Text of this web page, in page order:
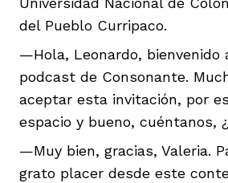
del Pueblo Curripaco.
—Hola, Leonardo, bienvenido
podcast de Consonante.
aceptar esta invitación, por
espacio y bueno, cuéntanos,
—Muy bien, gracias, Valeria.
grato placer desde este
Ana